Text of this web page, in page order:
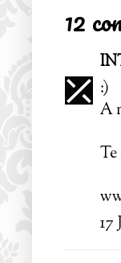
12
:)
A
17